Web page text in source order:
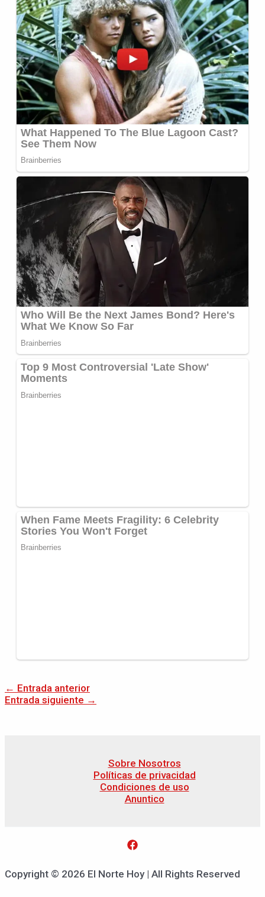
← Entrada anterior
Entrada siguiente →
Sobre Nosotros
Políticas de privacidad
Condiciones de uso
Anuntico
Copyright © 2026 El Norte Hoy | All Rights Reserved